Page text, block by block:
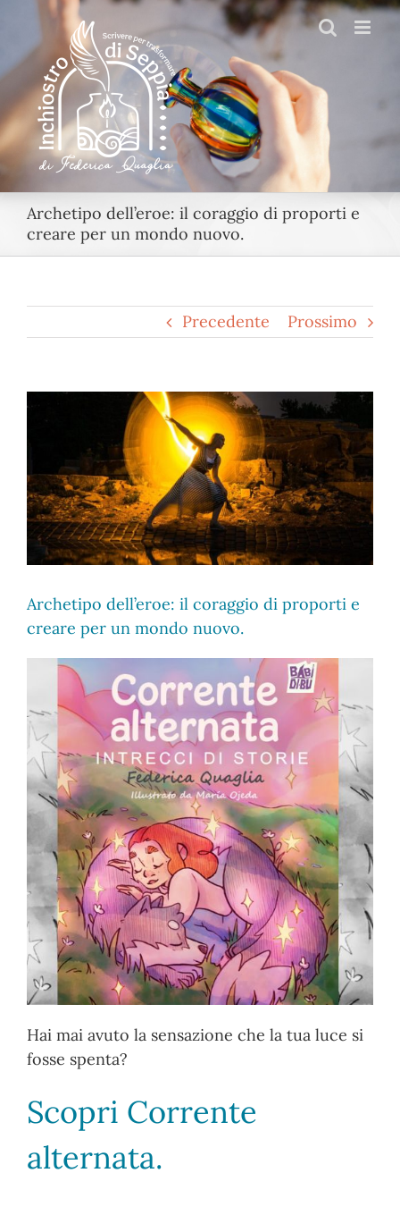
contenuto
Archetipo dell’eroe: il coraggio di proporti e
creare per un mondo nuovo.
Precedente Prossimo
Ingrandisci
Archetipo dell’eroe: il coraggio di proporti e
creare per un mondo nuovo.
Hai mai avuto la sensazione che la tua luce si
fosse spenta?
Scopri Corrente
alternata.